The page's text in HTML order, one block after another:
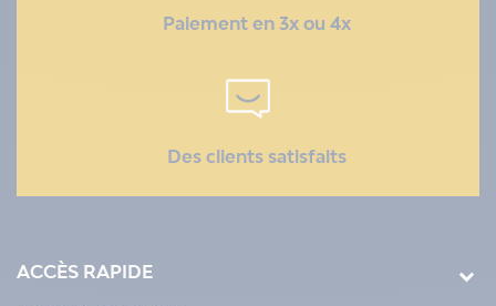
Paiement en 3x ou 4x
Des clients satisfaits
ACCÈS RAPIDE